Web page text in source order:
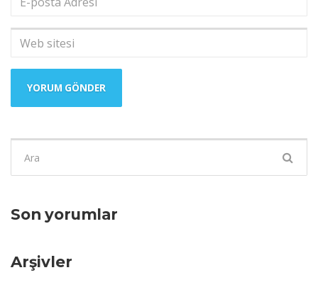
posta
Adresi*
Web
ara:
Son yorumlar
Arşivler